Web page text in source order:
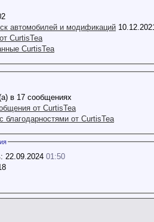
автомобилей и модификаций
CurtisTea
CurtisTea
в 17 сообщениях
от CurtisTea
благодарностями от CurtisTea
22.09.2024 01:50